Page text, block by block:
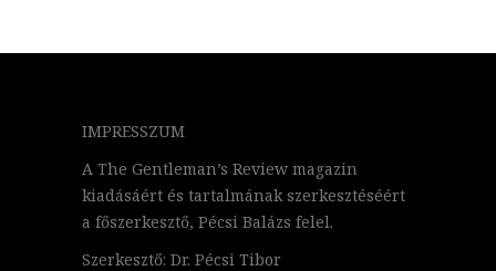
IMPRESSZUM
A The Gentleman’s Review magazin
kiadásáért és tartalmának szerkesztéséért
a főszerkesztő, Pécsi Balázs felel.
Szerkesztő: Dr. Pécsi Tibor